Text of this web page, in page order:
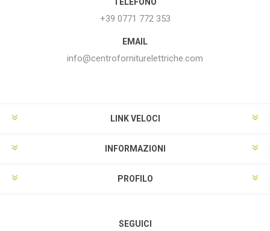
+39 0771 772 353
EMAIL
info@centroforniturelettriche.com
LINK VELOCI
INFORMAZIONI
PROFILO
SEGUICI